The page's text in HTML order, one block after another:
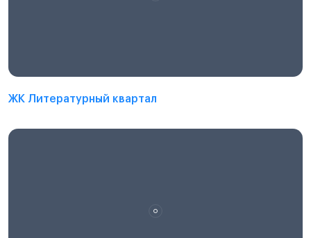
ЖК Литературный квартал